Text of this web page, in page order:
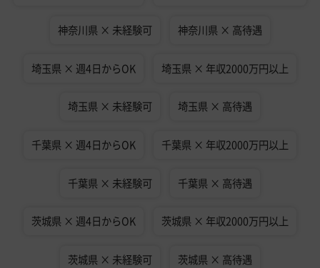
神奈川県 × 未経験可 神奈川県 × 高待遇
埼玉県 × 週4日からOK 埼玉県 × 年収2000万円以上
埼玉県 × 未経験可 埼玉県 × 高待遇
千葉県 × 週4日からOK 千葉県 × 年収2000万円以上
千葉県 × 未経験可 千葉県 × 高待遇
茨城県 × 週4日からOK 茨城県 × 年収2000万円以上
茨城県 × 未経験可 茨城県 × 高待遇